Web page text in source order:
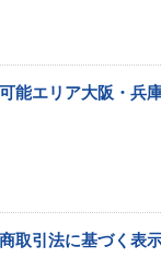
能エリア大阪・兵
取引法に基づく表